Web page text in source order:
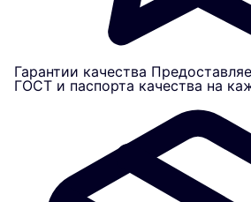
Гарантии качества
ГОСТ и паспорта качества на